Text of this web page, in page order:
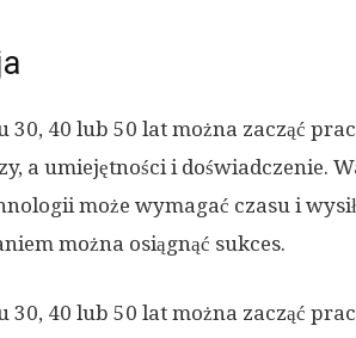
30, 40 lub 50 lat można zacząć
a umiejętności i doświadczenie.
może wymagać czasu i
można osiągnąć sukces.
30, 40 lub 50 lat można zacząć